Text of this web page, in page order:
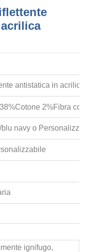
antistatica in acrilico
2%Fibra
navy o
ignifugo,